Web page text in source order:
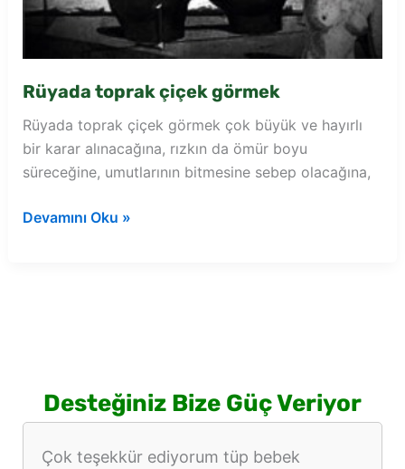
Rüyada toprak çiçek görmek
Rüyada toprak çiçek görmek çok büyük ve hayırlı
bir karar alınacağına, rızkın da ömür boyu
süreceğine, umutlarının bitmesine sebep olacağına,
Rüyada
Devamını Oku »
Desteğiniz Bize Güç Veriyor
Çok teşekkür ediyorum tüp bebek